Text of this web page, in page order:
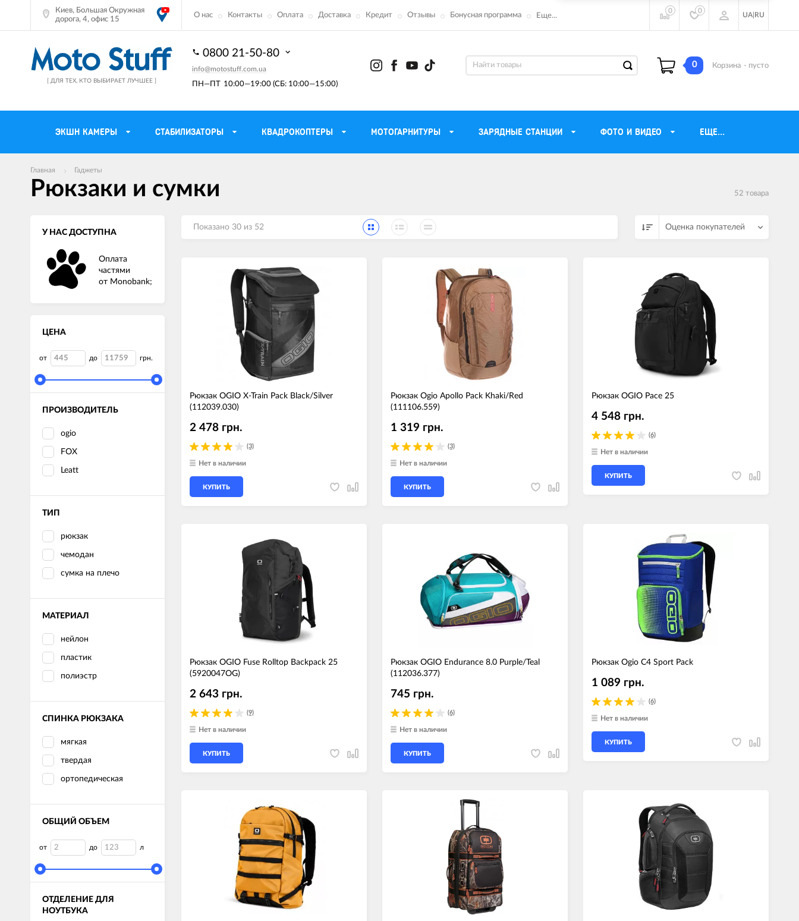
Киев, Большая Окружная
дорога, 4, офис 15
О нас Контакты Оплата Доставка Кредит Отзывы Бонусная программа Еще...
0 0
UA RU
[ ДЛЯ ТЕХ, КТО ВЫБИРАЕТ ЛУЧШЕЕ ] ПН—ПТ 10:00—19:00 (СБ: 10:00—15:00)
0800 21-50-80
info@motostuff.com.ua 0 Корзина - пусто
ЭКШН КАМЕРЫ СТАБИЛИЗАТОРЫ КВАДРОКОПТЕРЫ МОТОГАРНИТУРЫ ЗАРЯДНЫЕ СТАНЦИИ ФОТО И ВИДЕО ЕЩЕ...
Мотоботы
Мотокостюмы
Мотозащита
Термобелье, подшлемники,
носки
Мотоэкипировка эндуро
Функциональная одежда
Мото GPS навигаторы
Моточехлы
Противоугонные системы
Мотозеркала
Моторучки (грипсы)
Грузики руля
Мото сумки Wolfman для
эндуро
Тубус для инструментов
Защита рук
Тормозная жидкость
Пропитки воздушного фильтра
Охлаждающая жидкость
Носимые гаджеты
Рюкзаки и сумки
Электротранспорт
Умный дом
Бытовая техника
аккумуляторы)
Трехфазные генераторы
Авто GPS навигаторы
LED лампы головного света
Диктофоны и рекордеры
Главная Гаджеты
Рюкзаки и сумки 52 товара
У НАС ДОСТУПНА
Оплата
частями
от Monobank;
ЦЕНА
от до грн.
ПРОИЗВОДИТЕЛЬ
ogio
FOX
Leatt
ТИП
рюкзак
чемодан
сумка на плечо
МАТЕРИАЛ
нейлон
пластик
полиэстр
СПИНКА РЮКЗАКА
мягкая
твердая
ортопедическая
ОБЩИЙ ОБЪЕМ
от до л
ОТДЕЛЕНИЕ ДЛЯ
НОУТБУКА
Показано 30 из 52 Оценка покупателей
Рюкзак OGIO X-Train Pack Black/Silver
(112039.030)
(3)
2 478 грн.
Нет в наличии
КУПИТЬ
Рюкзак Ogio Apollo Pack Khaki/Red
(111106.559)
(3)
1 319 грн.
Нет в наличии
КУПИТЬ
Рюкзак OGIO Pace 25
(6)
4 548 грн.
Нет в наличии
КУПИТЬ
Рюкзак OGIO Fuse Rolltop Backpack 25
(5920047OG)
(9)
2 643 грн.
Нет в наличии
КУПИТЬ
Рюкзак OGIO Endurance 8.0 Purple/Teal
(112036.377)
(6)
745 грн.
Нет в наличии
КУПИТЬ
Рюкзак Ogio C4 Sport Pack
(6)
1 089 грн.
Нет в наличии
КУПИТЬ